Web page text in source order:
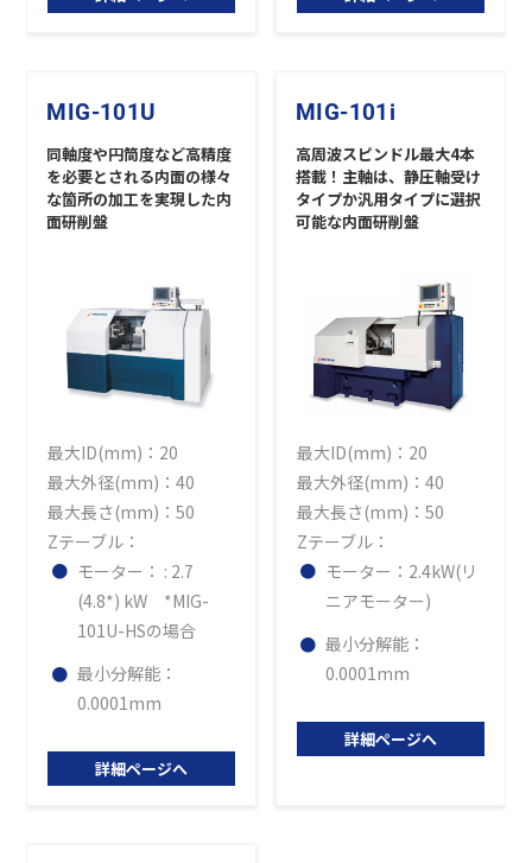
MIG-101U
同軸度や円筒度など高精度
を必要とされる内面の様々
な箇所の加工を実現した内
面研削盤
最大ID(mm)：20
最大外径(mm)：40
最大長さ(mm)：50
Zテーブル：
モーター： : 2.7
(4.8*) kW *MIG-
101U-HSの場合
最小分解能：
0.0001mm
詳細ページへ
MIG-101i
高周波スピンドル最大4本
搭載！主軸は、静圧軸受け
タイプか汎用タイプに選択
可能な内面研削盤
最大ID(mm)：20
最大外径(mm)：40
最大長さ(mm)：50
Zテーブル：
モーター：2.4kW(リ
ニアモーター)
最小分解能：
0.0001mm
詳細ページへ